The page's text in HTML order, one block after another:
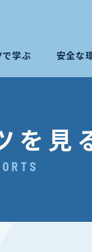
学ぶ 安全な
を見